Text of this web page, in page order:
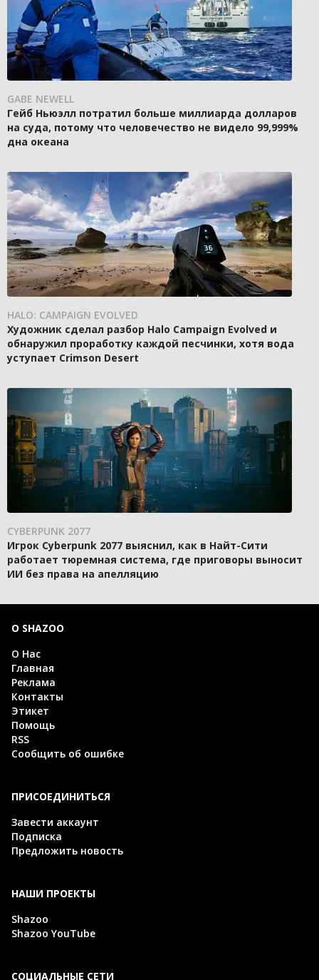
GABE NEWELL
Гейб Ньюэлл потратил больше миллиарда долларов
на суда, потому что человечество не видело 99,999%
дна океана
HALO: CAMPAIGN EVOLVED
Художник сделал разбор Halo Campaign Evolved и
обнаружил проработку каждой песчинки, хотя вода
уступает Crimson Desert
CYBERPUNK 2077
Игрок Cyberpunk 2077 выяснил, как в Найт-Сити
работает тюремная система, где приговоры выносит
ИИ без права на апелляцию
О SHAZOO
О Нас
Главная
Реклама
Контакты
Этикет
Помощь
RSS
Сообщить об ошибке
ПРИСОЕДИНИТЬСЯ
Завести аккаунт
Подписка
Предложить новость
НАШИ ПРОЕКТЫ
Shazoo
Shazoo YouTube
СОЦИАЛЬНЫЕ СЕТИ